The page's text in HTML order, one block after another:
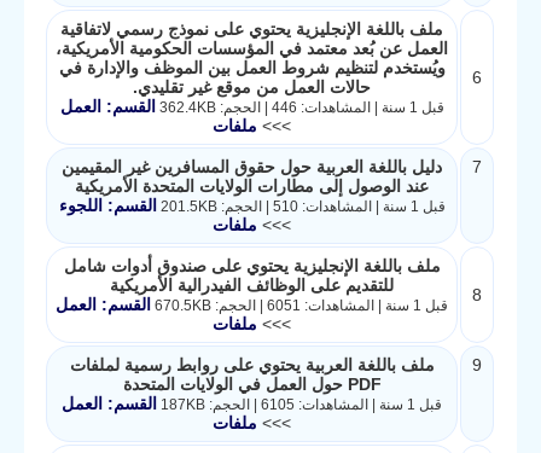
6
ملف باللغة الإنجليزية يحتوي على نموذج رسمي لاتفاقية
العمل عن بُعد معتمد في المؤسسات الحكومية الأمريكية،
ويُستخدم لتنظيم شروط العمل بين الموظف والإدارة في
حالات العمل من موقع غير تقليدي.
قبل 1 سنة | المشاهدات: 446 | الحجم: 362.4KB
القسم: العمل
>>> ملفات
7
دليل باللغة العربية حول حقوق المسافرين غير المقيمين
عند الوصول إلى مطارات الولايات المتحدة الأمريكية
قبل 1 سنة | المشاهدات: 510 | الحجم: 201.5KB
القسم: اللجوء
>>> ملفات
8
ملف باللغة الإنجليزية يحتوي على صندوق أدوات شامل
للتقديم على الوظائف الفيدرالية الأمريكية
قبل 1 سنة | المشاهدات: 6051 | الحجم: 670.5KB
القسم: العمل
>>> ملفات
9
ملف باللغة العربية يحتوي على روابط رسمية لملفات
PDF حول العمل في الولايات المتحدة
قبل 1 سنة | المشاهدات: 6105 | الحجم: 187KB
القسم: العمل
>>> ملفات